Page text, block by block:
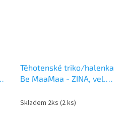
Těhotenské triko/halenka
Be MaaMaa - ZINA, vel.
Skladem 2ks (2 ks)